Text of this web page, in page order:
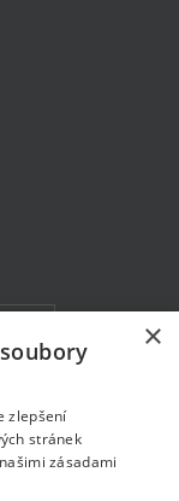
×
zlepšení
stránek
zásadami